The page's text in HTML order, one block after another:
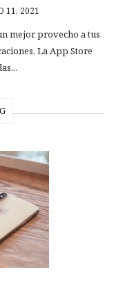
11, 2021
mejor provecho a tus
La App Store